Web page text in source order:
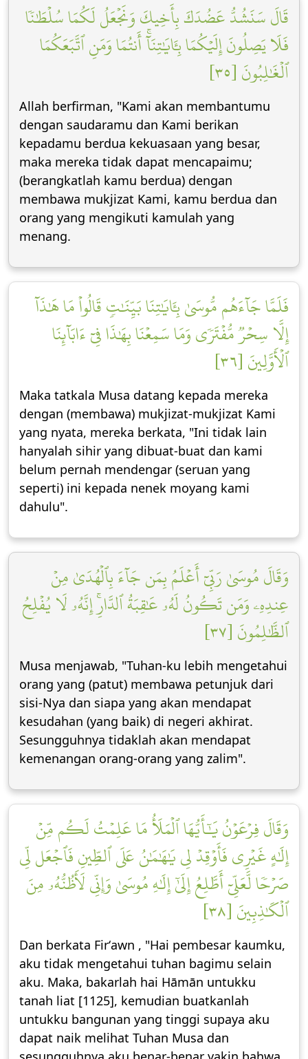
قَالَ سَنَشُدُّ عَضُدَكَ بِأَخِيكَ وَنَجۡعَلُ لَكُمَا سُلۡطَٰنٗا
فَلَا يَصِلُونَ إِلَيۡكُمَا بِـَٔايَٰتِنَآۚ أَنتُمَا وَمَنِ ٱتَّبَعَكُمَا
ٱلۡغَٰلِبُونَ [٣٥]
Allah berfirman, "Kami akan membantumu
dengan saudaramu dan Kami berikan
kepadamu berdua kekuasaan yang besar,
maka mereka tidak dapat mencapaimu;
(berangkatlah kamu berdua) dengan
membawa mukjizat Kami, kamu berdua dan
orang yang mengikuti kamulah yang
menang.
فَلَمَّا جَآءَهُم مُّوسَىٰ بِـَٔايَٰتِنَا بَيِّنَٰتٖ قَالُواْ مَا هَٰذَآ
إِلَّا سِحۡرٞ مُّفۡتَرٗى وَمَا سَمِعۡنَا بِهَٰذَا فِيٓ ءَابَآئِنَا
ٱلۡأَوَّلِينَ [٣٦]
Maka tatkala Musa datang kepada mereka
dengan (membawa) mukjizat-mukjizat Kami
yang nyata, mereka berkata, "Ini tidak lain
hanyalah sihir yang dibuat-buat dan kami
belum pernah mendengar (seruan yang
seperti) ini kepada nenek moyang kami
dahulu".
وَقَالَ مُوسَىٰ رَبِّيٓ أَعۡلَمُ بِمَن جَآءَ بِٱلۡهُدَىٰ مِنۡ
عِندِهِۦ وَمَن تَكُونُ لَهُۥ عَٰقِبَةُ ٱلدَّارِۚ إِنَّهُۥ لَا يُفۡلِحُ
ٱلظَّٰلِمُونَ [٣٧]
Musa menjawab, "Tuhan-ku lebih mengetahui
orang yang (patut) membawa petunjuk dari
sisi-Nya dan siapa yang akan mendapat
kesudahan (yang baik) di negeri akhirat.
Sesungguhnya tidaklah akan mendapat
kemenangan orang-orang yang zalim".
وَقَالَ فِرۡعَوۡنُ يَٰٓأَيُّهَا ٱلۡمَلَأُ مَا عَلِمۡتُ لَكُم مِّنۡ
إِلَٰهٍ غَيۡرِي فَأَوۡقِدۡ لِي يَٰهَٰمَٰنُ عَلَى ٱلطِّينِ فَٱجۡعَل لِّي
صَرۡحٗا لَّعَلِّيٓ أَطَّلِعُ إِلَىٰٓ إِلَٰهِ مُوسَىٰ وَإِنِّي لَأَظُنُّهُۥ مِنَ
ٱلۡكَٰذِبِينَ [٣٨]
Dan berkata Firʻawn , "Hai pembesar kaumku,
aku tidak mengetahui tuhan bagimu selain
aku. Maka, bakarlah hai Hāmān untukku
tanah liat [1125], kemudian buatkanlah
untukku bangunan yang tinggi supaya aku
dapat naik melihat Tuhan Musa dan